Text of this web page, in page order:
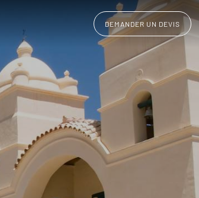
DEMANDER UN DEVIS